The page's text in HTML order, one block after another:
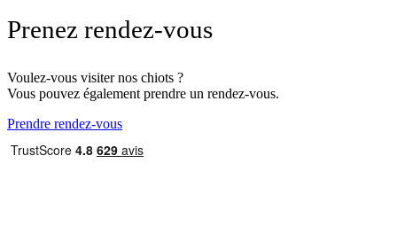
Prenez rendez-vous
Voulez-vous visiter nos chiots ?
Vous pouvez également prendre un rendez-vous.
Prendre rendez-vous